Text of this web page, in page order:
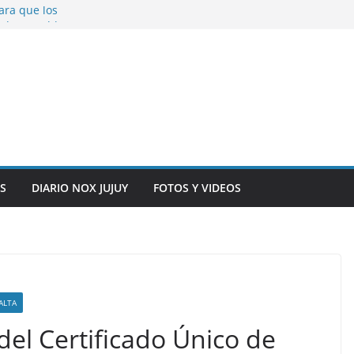
que los
la salud de
y alarma en el
DIARIO NOX JUJUY FOTOS Y VIDEOS
Certificado Único de